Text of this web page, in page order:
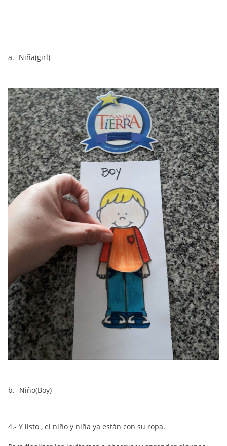
a.- Niña(girl)
b.- Niño(Boy)
4.- Y listo , el niño y niña ya están con su ropa.